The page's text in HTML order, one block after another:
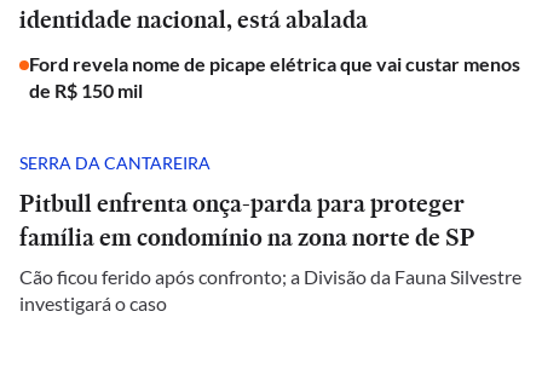
identidade nacional, está abalada
Ford revela nome de picape elétrica que vai custar menos
de R$ 150 mil
SERRA DA CANTAREIRA
Pitbull enfrenta onça-parda para proteger
família em condomínio na zona norte de SP
Cão ficou ferido após confronto; a Divisão da Fauna Silvestre
investigará o caso